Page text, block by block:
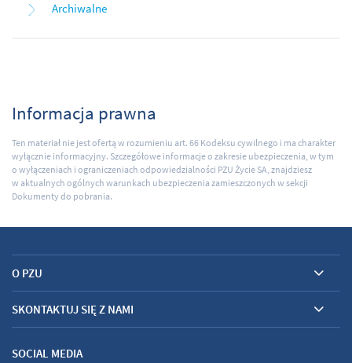
Archiwalne
Informacja prawna
Ten materiał nie jest ofertą w rozumieniu art. 66 Kodeksu cywilnego i ma charakter
wyłącznie informacyjny. Szczegółowe informacje o zakresie ubezpieczenia, w tym
o wyłączeniach i ograniczeniach odpowiedzialności PZU Życie SA, znajdziesz
w aktualnych ogólnych warunkach ubezpieczenia zamieszczonych w sekcji
Dokumenty do pobrania.
O PZU
SKONTAKTUJ SIĘ Z NAMI
SOCIAL MEDIA